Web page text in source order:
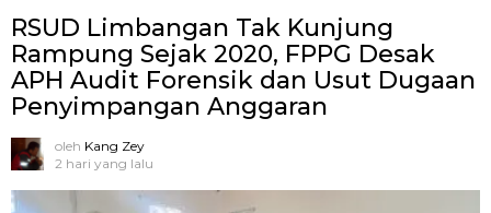
RSUD Limbangan Tak Kunjung
Rampung Sejak 2020, FPPG Desak
APH Audit Forensik dan Usut Dugaan
Penyimpangan Anggaran
oleh Kang Zey
2 hari yang lalu